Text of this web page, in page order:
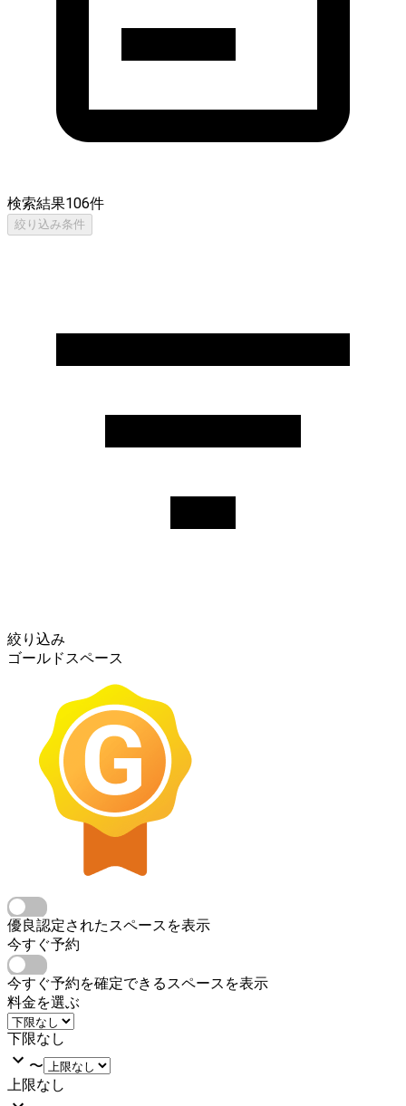
検索結果106件
絞り込み条件
絞り込み
ゴールドスペース
優良認定されたスペースを表示
今すぐ予約
今すぐ予約を確定できるスペースを表示
料金を選ぶ
下限なし
〜
上限なし